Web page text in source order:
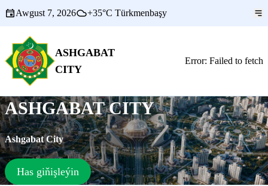
Awgust 7, 2026 +35°C Türkmenbaşy
ASHGABAT
CITY
Error: Failed to fetch
ASHGABAT CITY
Ashgabat City
Has giňişleýin